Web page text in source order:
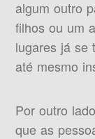
algum outro
filhos ou um
lugares já se
até mesmo
Por outro
que as